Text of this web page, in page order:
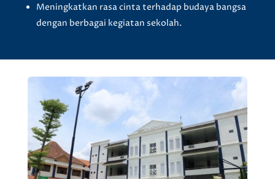
Meningkatkan rasa cinta terhadap budaya bangsa
dengan berbagai kegiatan sekolah.